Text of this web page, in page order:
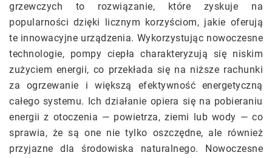
grzewczych to rozwiązanie, które zyskuje na
popularności dzięki licznym korzyściom, jakie oferują
te innowacyjne urządzenia. Wykorzystując nowoczesne
technologie, pompy ciepła charakteryzują się niskim
zużyciem energii, co przekłada się na niższe rachunki
za ogrzewanie i większą efektywność energetyczną
całego systemu. Ich działanie opiera się na pobieraniu
energii z otoczenia — powietrza, ziemi lub wody — co
sprawia, że są one nie tylko oszczędne, ale również
przyjazne dla środowiska naturalnego. Nowoczesne